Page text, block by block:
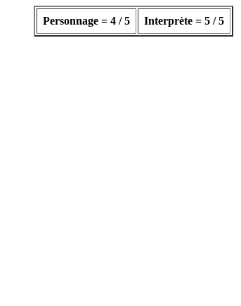
Personnage = 4 / 5 Interprète = 5 / 5